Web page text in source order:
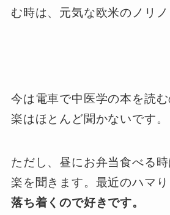
む時は、元気な欧米のノリノ
今は電車で中医学の本を読
楽はほとんど聞かないです。
ただし、昼にお弁当食べる
楽を聞きます。最近のハマ
落ち着くので好きです。